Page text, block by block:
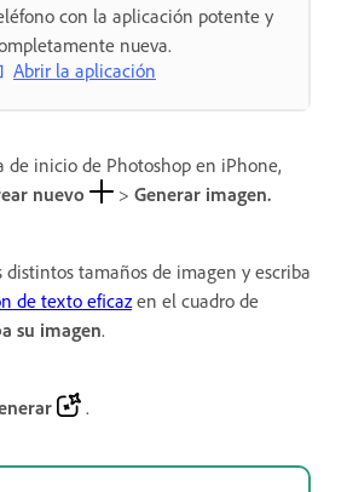
con la aplicación potente y
nueva.
Abrir la aplicación
de inicio de Photoshop en iPhone,
nuevo > Generar imagen.
distintos tamaños de imagen y escriba
de texto eficaz en el cuadro de
su imagen.
.